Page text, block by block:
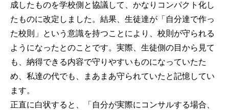
成したものを学校側と協議して、かなりコンパクト化し
たものに改定しました。結果、生徒達が「自分達で作っ
た校則」という意識を持つことにより、校則が守られる
ようになったとのことです。実際、生徒側の目から見て
も、納得できる内容で守りやすいものになっていたた
め、私達の代でも、まあまあ守られていたと記憶してい
ます。
正直に白状すると、「自分が実際にコンサルする場合、